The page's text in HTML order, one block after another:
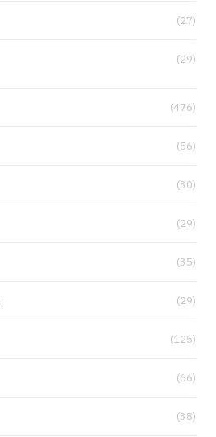
(27)
(29)
(476)
(56)
(30)
(29)
(35)
(29)
(125)
(66)
(38)